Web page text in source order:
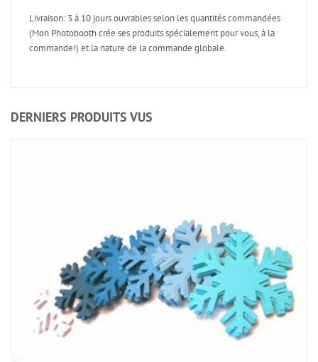
Livraison: 3 à 10 jours ouvrables selon les quantités commandées
(Mon Photobooth crée ses produits spécialement pour vous, à la
commande!) et la nature de la commande globale.
DERNIERS PRODUITS VUS